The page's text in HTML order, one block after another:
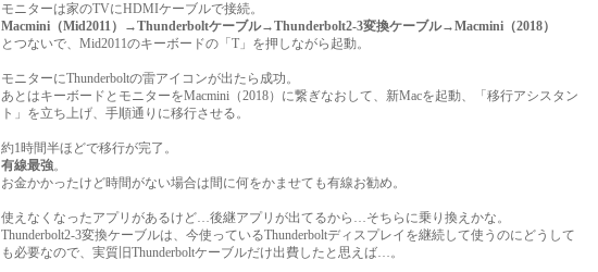
モニターは家のTVにHDMIケーブルで接続。
Macmini（Mid2011）→Thunderboltケーブル→Thunderbolt2-3変換ケーブル→Macmini（2018）
とつないで、Mid2011のキーボードの「T」を押しながら起動。
モニターにThunderboltの雷アイコンが出たら成功。
あとはキーボードとモニターをMacmini（2018）に繋ぎなおして、新Macを起動、「移行アシスタン
ト」を立ち上げ、手順通りに移行させる。
約1時間半ほどで移行が完了。
有線最強。
お金かかったけど時間がない場合は間に何をかませても有線お勧め。
使えなくなったアプリがあるけど…後継アプリが出てるから…そちらに乗り換えかな。
Thunderbolt2-3変換ケーブルは、今使っているThunderboltディスプレイを継続して使うのにどうして
も必要なので、実質旧Thunderboltケーブルだけ出費したと思えば…。